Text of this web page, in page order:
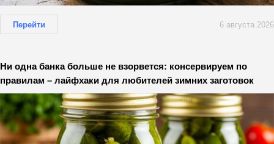
Перейти 6 августа 2026
Ни одна банка больше не взорвется: консервируем по
правилам – лайфхаки для любителей зимних заготовок